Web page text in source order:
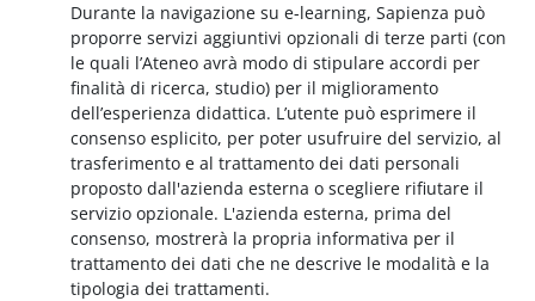
Durante la navigazione su e-learning, Sapienza può
proporre servizi aggiuntivi opzionali di terze parti (con
le quali l’Ateneo avrà modo di stipulare accordi per
finalità di ricerca, studio) per il miglioramento
dell’esperienza didattica. L’utente può esprimere il
consenso esplicito, per poter usufruire del servizio, al
trasferimento e al trattamento dei dati personali
proposto dall'azienda esterna o scegliere rifiutare il
servizio opzionale. L'azienda esterna, prima del
consenso, mostrerà la propria informativa per il
trattamento dei dati che ne descrive le modalità e la
tipologia dei trattamenti.